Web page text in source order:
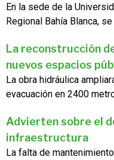
En la sede de la
Regional Bahía Blanca,
La reconstrucción
nuevos espacios
La obra hidráulica
evacuación en 2400
Advierten sobre el
infraestructura
La falta de